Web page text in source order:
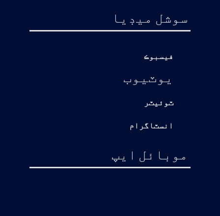
سوشل ميڊيا
فيسبوڪ
يوٽيوب
ٽوئيٽر
انسٽاگرام
موبائل ايپ